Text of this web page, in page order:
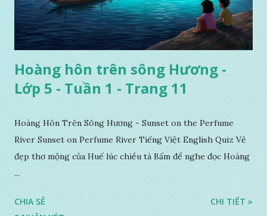
Hoàng hôn trên sông Hương -
Lớp 5 - Tuần 1 - Trang 11
Hoàng Hôn Trên Sông Hương - Sunset on the Perfume
River Sunset on Perfume River Tiếng Việt English Quiz Vẻ
đẹp thơ mộng của Huế lúc chiều tà Bấm để nghe đọc Hoàng
...
CHIA SẺ
CHI TIẾT »